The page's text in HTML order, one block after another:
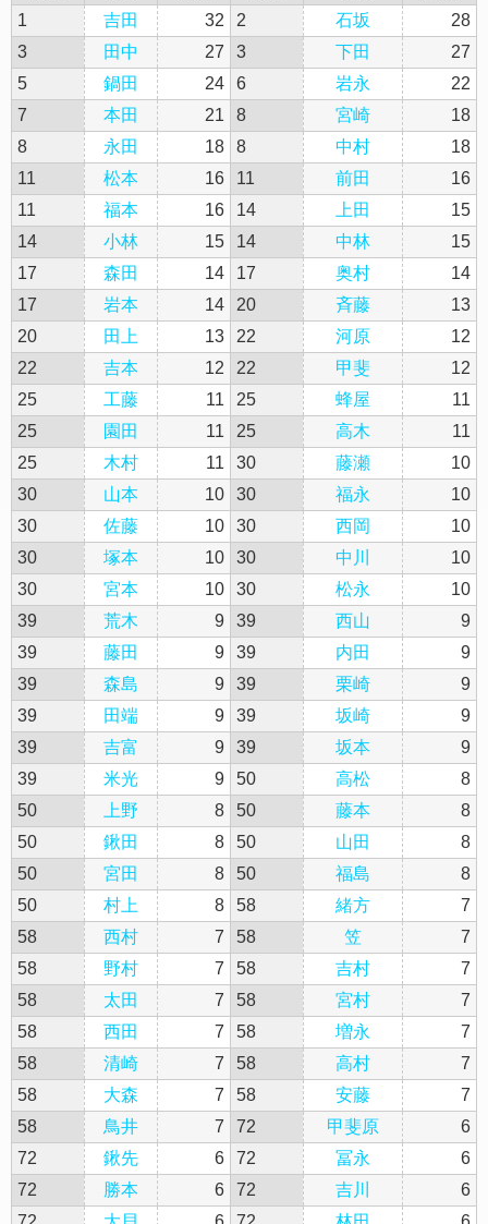
1
吉田 32 2 石坂
28
3
田中 27 3 下田
27
5
鍋田 24 6 岩永
22
7
本田 21 8 宮崎
18
8
永田 18 8 中村
18
11
松本 16 11 前田
16
11
福本 16 14 上田
15
14
小林 15 14 中林
15
17
森田 14 17 奥村
14
17
岩本 14 20 斉藤
13
20
田上 13 22 河原
12
22
吉本 12 22 甲斐
12
25
工藤 11 25 蜂屋
11
25
園田 11 25 高木
11
25
木村 11 30 藤瀬
10
30
山本 10 30 福永
10
30
佐藤 10 30 西岡
10
30
塚本 10 30 中川
10
30
宮本 10 30 松永
10
39
荒木 9 39 西山
9
39
藤田 9 39 内田
9
39
森島 9 39 栗崎
9
39
田端 9 39 坂崎
9
39
吉富 9 39 坂本
9
39
米光 9 50 高松
8
50
上野 8 50 藤本
8
50
鍬田 8 50 山田
8
50
宮田 8 50 福島
8
50
村上 8 58 緒方
7
58
西村 7 58 笠
7
58
野村 7 58 吉村
7
58
太田 7 58 宮村
7
58
西田 7 58 増永
7
58
清崎 7 58 高村
7
58
大森 7 58 安藤
7
58
鳥井 7 72 甲斐原
6
72
鍬先 6 72 冨永
6
72
勝本 6 72 吉川
6